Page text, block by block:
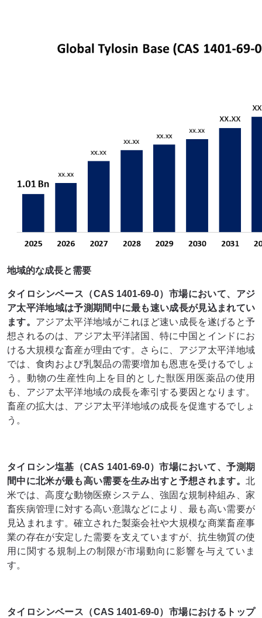
地域的な成長と需要
タイロシンベース（CAS 1401-69-0）市場において、アジ
ア太平洋地域は予測期間中に最も速い成長が見込まれてい
ます。 アジア太平洋地域がこれほど速い成長を遂げると予
想されるのは、アジア太平洋諸国、特に中国とインドにお
ける大規模な畜産が理由です。さらに、アジア太平洋地域
では、食肉および乳製品の需要増加も恩恵を受けるでしょ
う。動物の生産性向上を目的とした獣医用医薬品の使用
も、アジア太平洋地域の成長を牽引する要因となります。
畜産の拡大は、アジア太平洋地域の成長を促進するでしょ
う。
タイロシン塩基（CAS 1401-69-0）市場において、予測期
間中に北米が最も高い需要を生み出すと予想されます。 北
米では、高度な動物医療システム、強固な規制枠組み、家
畜疾病管理に対する高い意識などにより、最も高い需要が
見込まれます。確立された製薬会社や大規模な商業畜産事
業の存在が安定した需要を支えていますが、抗生物質の使
用に関する規制上の制限が市場動向に影響を与えていま
す。
タイロシンベース（CAS 1401-69-0）市場におけるトップ